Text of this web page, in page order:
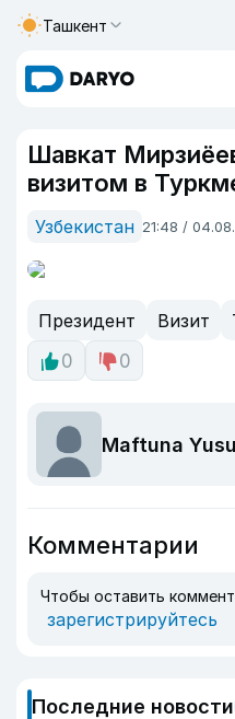
Ташкент
Шавкат
визитом в
Узбекистан 21:48 /
Президент Визит
0
0
Maftuna
Комментарии
Чтобы оставить
зарегистрируйтесь
Последние новости